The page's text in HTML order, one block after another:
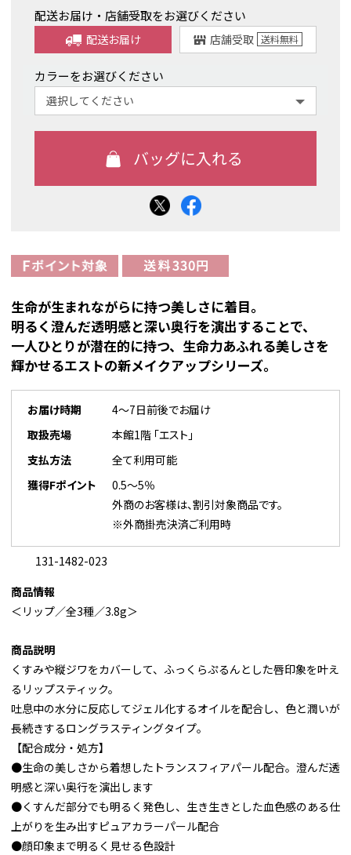
配送お届け・店舗受取をお選びください
配送お届け 店舗受取 送料無料
カラーをお選びください
生命が生まれながらに持つ美しさに着目。
明るく澄んだ透明感と深い奥行を演出することで、
一人ひとりが潜在的に持つ、生命力あふれる美しさを
輝かせるエストの新メイクアップシリーズ。
お届け時期
4～7日前後でお届け
取扱売場
本館1階 「エスト」
支払方法
全て利用可能
獲得Fポイント
0.5～5％
外商のお客様は、割引対象商品です。
※外商掛売決済ご利用時
131-1482-023
商品情報
＜リップ／全3種／3.8g＞
商品説明
くすみや縦ジワをカバーして、ふっくらぷるんとした唇印象を叶え
るリップスティック。
吐息中の水分に反応してジェル化するオイルを配合し、色と潤いが
長続きするロングラスティングタイプ。
【配合成分・処方】
●生命の美しさから着想したトランスフィアパール配合。澄んだ透
明感と深い奥行を演出します
●くすんだ部分でも明るく発色し、生き生きとした血色感のある仕
上がりを生み出すピュアカラーパール配合
●顔印象まで明るく見せる色設計